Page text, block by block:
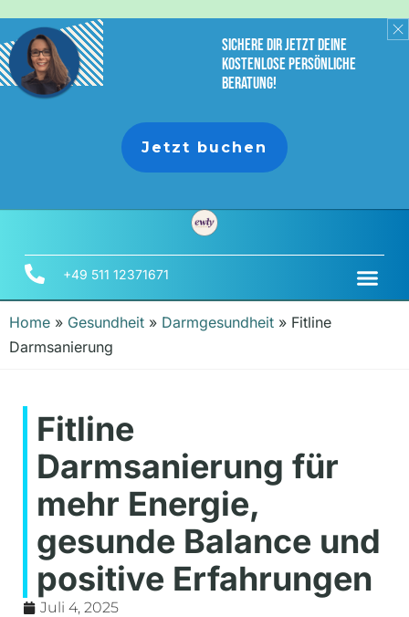
+49 511 12371671
Home » Gesundheit » Darmgesundheit » Fitline
Darmsanierung
Fitline
Darmsanierung für
mehr Energie,
gesunde Balance und
positive Erfahrungen
Juli 4, 2025
sichere dir jetzt deine
Kostenlose persönliche
Beratung!
Jetzt buchen